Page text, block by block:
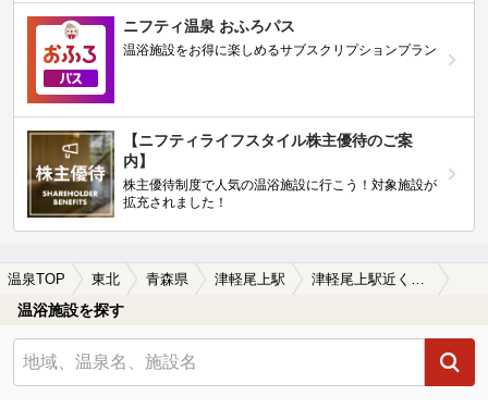
ニフティ温泉 おふろパス
温浴施設をお得に楽しめるサブスクリプションプラン
【ニフティライフスタイル株主優待のご案
内】
株主優待制度で人気の温浴施設に行こう！対象施設が
拡充されました！
温泉TOP 東北 青森県 津軽尾上駅 津軽尾上駅近くの温泉宿・温泉旅館・ホテルおすすめ(2026年版)
温浴施設を探す